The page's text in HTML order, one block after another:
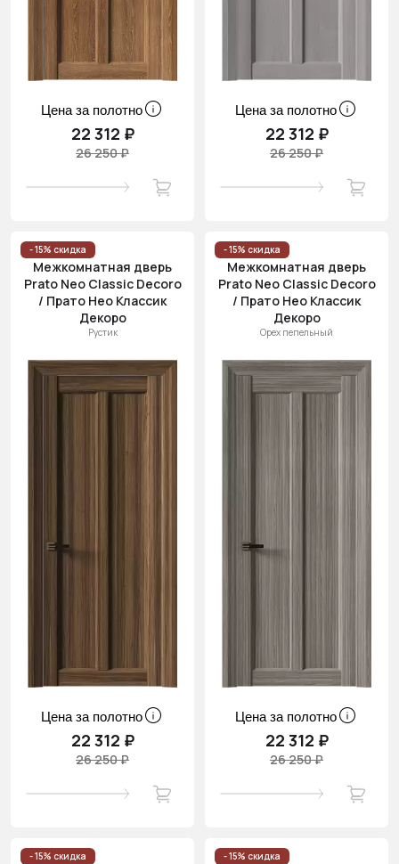
Цена за полотно
22 312 ₽
26 250 ₽
Цена за полотно
22 312 ₽
26 250 ₽
- 15% скидка
Межкомнатная дверь
Prato Neo Classic Decoro
/ Прато Нео Классик
Декоро
Рустик
Цена за полотно
22 312 ₽
26 250 ₽
- 15% скидка
Межкомнатная дверь
Prato Neo Classic Decoro
/ Прато Нео Классик
Декоро
Орех пепельный
Цена за полотно
22 312 ₽
26 250 ₽
- 15% скидка - 15% скидка